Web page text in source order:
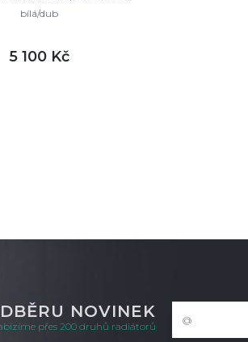
bílá/dub
5 100 Kč
NOVINEK
přes 200 druhů radiátorů